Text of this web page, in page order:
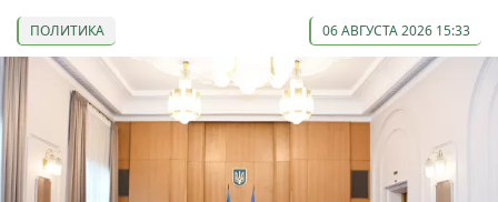
ПОЛИТИКА 06 АВГУСТА 2026 15:33